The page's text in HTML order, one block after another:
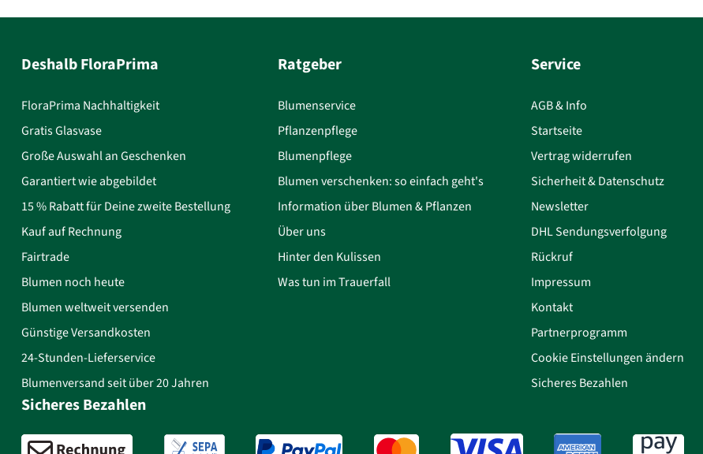
Deshalb FloraPrima
FloraPrima Nachhaltigkeit
Gratis Glasvase
Große Auswahl an Geschenken
Garantiert wie abgebildet
15 % Rabatt für Deine zweite Bestellung
Kauf auf Rechnung
Fairtrade
Blumen noch heute
Blumen weltweit versenden
Günstige Versandkosten
24-Stunden-Lieferservice
Blumenversand seit über 20 Jahren
Ratgeber
Blumenservice
Pflanzenpflege
Blumenpflege
Blumen verschenken: so einfach geht's
Information über Blumen & Pflanzen
Über uns
Hinter den Kulissen
Was tun im Trauerfall
Service
AGB & Info
Startseite
Vertrag widerrufen
Sicherheit & Datenschutz
Newsletter
DHL Sendungsverfolgung
Rückruf
Impressum
Kontakt
Partnerprogramm
Cookie Einstellungen ändern
Sicheres Bezahlen
Sicheres Bezahlen